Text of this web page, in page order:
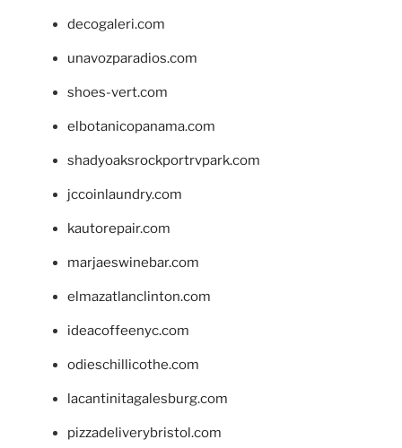
decogaleri.com
unavozparadios.com
shoes-vert.com
elbotanicopanama.com
shadyoaksrockportrvpark.com
jccoinlaundry.com
kautorepair.com
marjaeswinebar.com
elmazatlanclinton.com
ideacoffeenyc.com
odieschillicothe.com
lacantinitagalesburg.com
pizzadeliverybristol.com